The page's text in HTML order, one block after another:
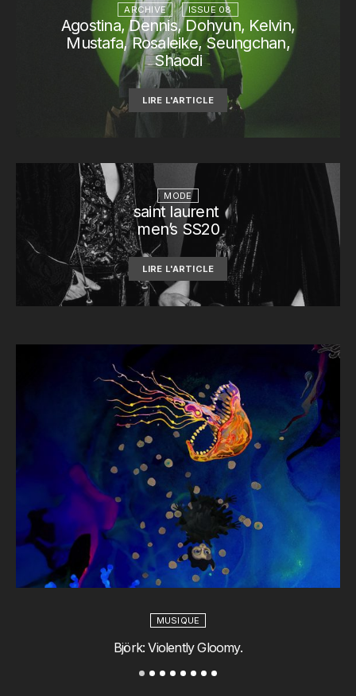
ARCHIVE ISSUE 08
Agostina, Dennis, Dohyun, Kelvin,
Mustafa, Rosaleike, Seungchan,
Shaodi
LIRE L'ARTICLE
MODE
saint laurent
men’s SS20
LIRE L'ARTICLE
MUSIQUE
Björk: Violently Gloomy.